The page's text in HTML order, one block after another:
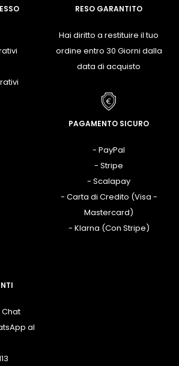
RESO GARANTITO
Hai diritto a restituire il tuo
ordine entro 30 Giorni dalla
data di acquisto
PAGAMENTO SICURO
- PayPal
- Stripe
- Scalapay
- Carta di Credito (Visa -
Mastercard)
- Klarna (Con Stripe)
al